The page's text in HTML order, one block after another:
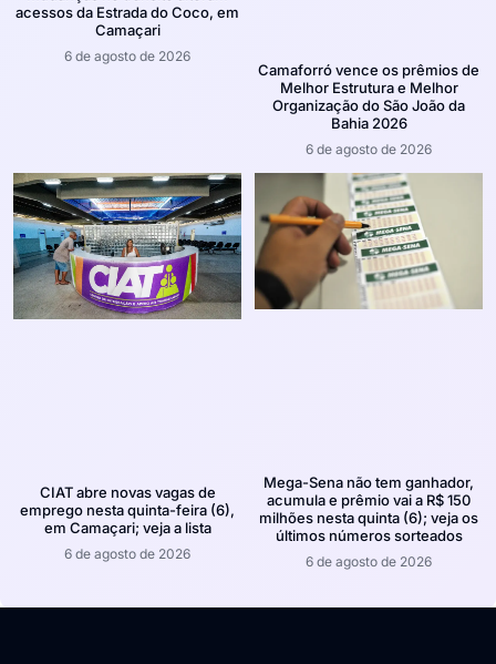
acessos da Estrada do Coco, em
Camaçari
6 de agosto de 2026
Camaforró vence os prêmios de
Melhor Estrutura e Melhor
Organização do São João da
Bahia 2026
6 de agosto de 2026
CIAT abre novas vagas de
emprego nesta quinta-feira (6),
em Camaçari; veja a lista
6 de agosto de 2026
Mega-Sena não tem ganhador,
acumula e prêmio vai a R$ 150
milhões nesta quinta (6); veja os
últimos números sorteados
6 de agosto de 2026